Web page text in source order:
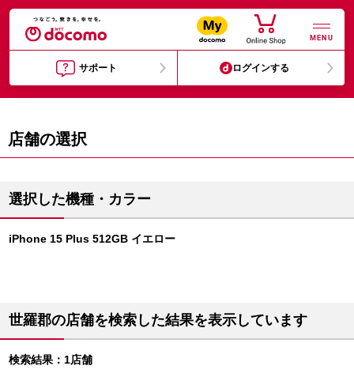
MENU
サポート ログインする
店舗の選択
選択した機種・カラー
iPhone 15 Plus 512GB イエロー
世羅郡の店舗を検索した結果を表示しています
検索結果：1店舗